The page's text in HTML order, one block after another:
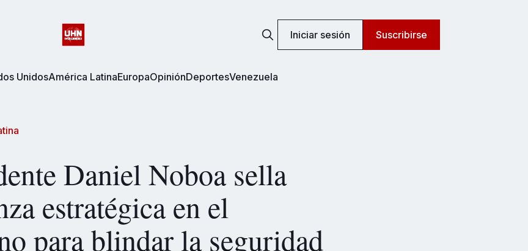
Iniciar sesión Suscribirse
UnidosAmérica LatinaEuropaOpiniónDeportesVenezuela
Daniel Noboa sella
estratégica en el
para blindar la seguridad